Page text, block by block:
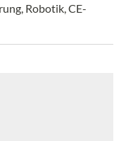
Robotik, CE-